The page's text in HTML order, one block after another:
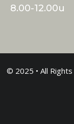
8.00-12.00u
© 2025 • All